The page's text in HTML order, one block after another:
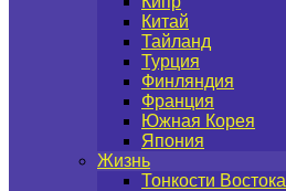
Китай
Тайланд
Турция
Финляндия
Франция
Южная Корея
Япония
Жизнь
Тонкости Востока